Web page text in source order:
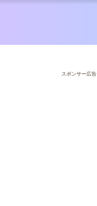
スポンサー広告